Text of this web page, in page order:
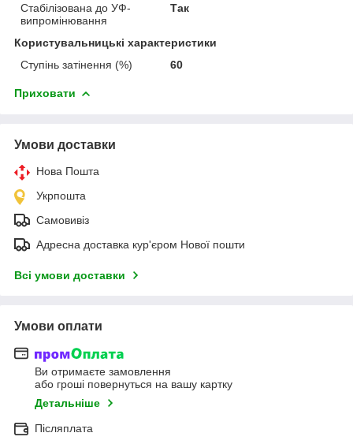
Стабілізована до УФ-
випромінювання
Так
Користувальницькі характеристики
Ступінь затінення (%)
60
Приховати
Умови доставки
Нова Пошта
Укрпошта
Самовивіз
Адресна доставка кур'єром Нової пошти
Всі умови доставки
Умови оплати
Ви отримаєте замовлення
або гроші повернуться на вашу картку
Детальніше
Післяплата